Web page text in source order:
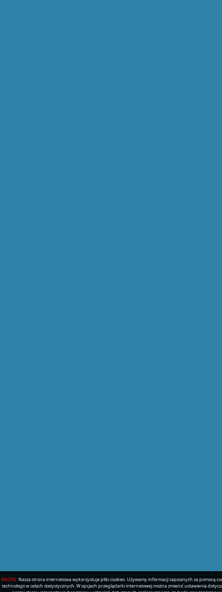
WAŻNE:Nasza strona internetowa wykorzystuje pliki cookies. Używamy informacji zapisanych za pomocą
technologii w celach statystycznych. W opcjach przeglądarki internetowej można zmienić ustawienia